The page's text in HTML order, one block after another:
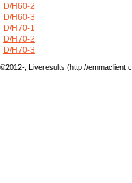
D/H60-2
D/H60-3
D/H70-1
D/H70-2
D/H70-3
©2012-, Liveresults (http://